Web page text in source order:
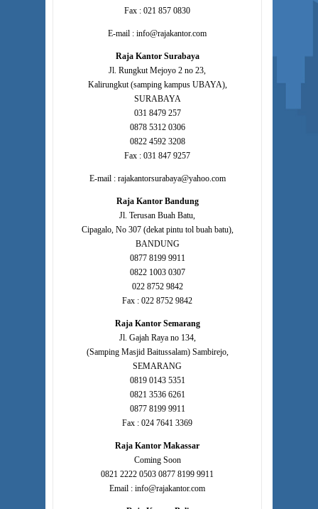
Fax : 021 857 0830
E-mail : info@rajakantor.com
Raja Kantor Surabaya
Jl. Rungkut Mejoyo 2 no 23,
Kalirungkut (samping kampus UBAYA),
SURABAYA
031 8479 257
0878 5312 0306
0822 4592 3208
Fax : 031 847 9257
E-mail : rajakantorsurabaya@yahoo.com
Raja Kantor Bandung
Jl. Terusan Buah Batu,
Cipagalo, No 307 (dekat pintu tol buah batu),
BANDUNG
0877 8199 9911
0822 1003 0307
022 8752 9842
Fax : 022 8752 9842
Raja Kantor Semarang
Jl. Gajah Raya no 134,
(Samping Masjid Baitussalam) Sambirejo,
SEMARANG
0819 0143 5351
0821 3536 6261
0877 8199 9911
Fax : 024 7641 3369
Raja Kantor Makassar
Coming Soon
0821 2222 0503 0877 8199 9911
Email : info@rajakantor.com